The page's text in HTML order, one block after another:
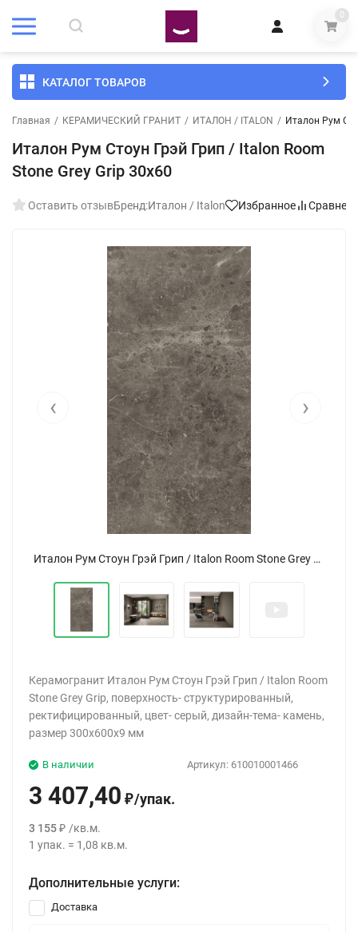
0
КАТАЛОГ ТОВАРОВ
Главная / КЕРАМИЧЕСКИЙ ГРАНИТ / ИТАЛОН / ITALON / Италон Рум
Италон Рум Стоун Грэй Грип / Italon Room
Stone Grey Grip 30x60
Оставить отзывБренд:Италон / Italon Избранное
Италон Рум Стоун Грэй Грип / Italon Room Stone Grey Grip 30x60
‹ ›
Керамогранит Италон Рум Стоун Грэй Грип / Italon Room
Stone Grey Grip, поверхность- структурированный,
ректифицированный, цвет- серый, дизайн-тема- камень,
размер 300x600x9 мм
Артикул: 610010001466
В наличии
3 407,40 ₽/упак.
3 155 ₽ /кв.м.
1 упак. = 1,08 кв.м.
Дополнительные услуги:
Доставка